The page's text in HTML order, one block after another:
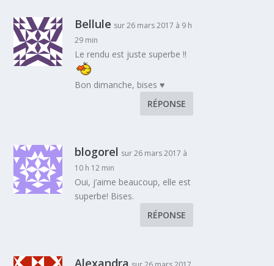
Bellule sur 26 mars 2017 à 9 h
29 min
Le rendu est juste superbe !!
Bon dimanche, bises ♥
RÉPONSE
blogorel sur 26 mars 2017 à
10 h 12 min
Oui, j’aime beaucoup, elle est
superbe! Bises.
RÉPONSE